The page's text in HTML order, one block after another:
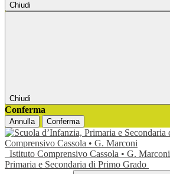
Chiudi
Chiudi
Conferma
Annulla Conferma
Istituto Comprensivo Cassola • G. Marconi
Primaria e Secondaria di Primo Grado